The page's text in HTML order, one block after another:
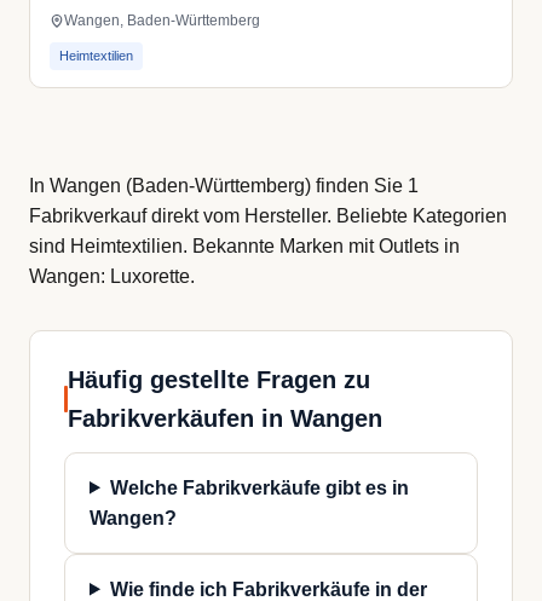
Wangen, Baden-Württemberg
Heimtextilien
In Wangen (Baden-Württemberg) finden Sie 1
Fabrikverkauf direkt vom Hersteller. Beliebte Kategorien
sind Heimtextilien. Bekannte Marken mit Outlets in
Wangen: Luxorette.
Häufig gestellte Fragen zu
Fabrikverkäufen in Wangen
Welche Fabrikverkäufe gibt es in
Wangen?
Wie finde ich Fabrikverkäufe in der